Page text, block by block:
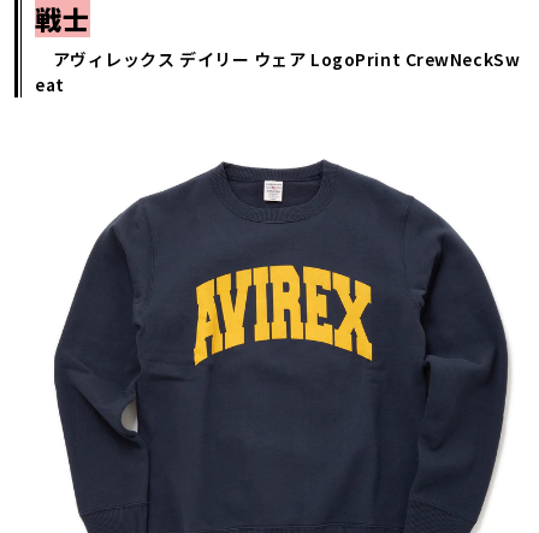
戦士
アヴィレックス デイリー ウェア LogoPrint CrewNeckSw
eat